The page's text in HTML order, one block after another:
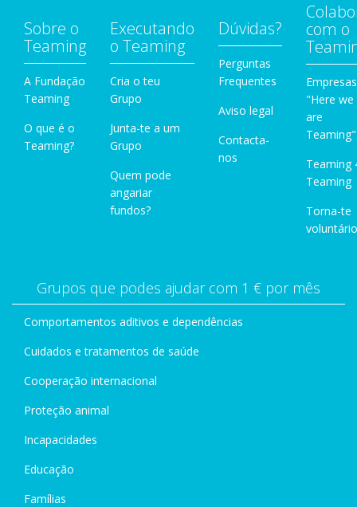
Sobre o
Teaming
A Fundação
Teaming
O que é o
Teaming?
Executando
o Teaming
Cria o teu
Grupo
Junta-te a um
Grupo
Quem pode
angariar
fundos?
Dúvidas?
Perguntas
Frequentes
Aviso legal
Contacta-
nos
com o
Empresas
"Here we
are
Teaming"
Teaming
Teaming
Torna-te
Grupos que podes ajudar com 1 € por mês
Comportamentos aditivos e dependências
Cuidados e tratamentos de saúde
Cooperação internacional
Proteção animal
Incapacidades
Educação
Famílias